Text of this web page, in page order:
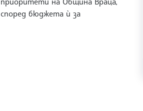
според бюджета ѝ за